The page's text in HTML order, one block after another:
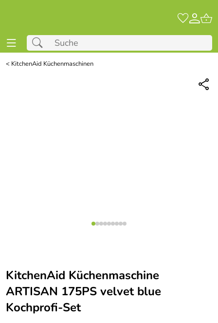
< KitchenAid Küchenmaschinen
KitchenAid Küchenmaschine
ARTISAN 175PS velvet blue
Kochprofi-Set